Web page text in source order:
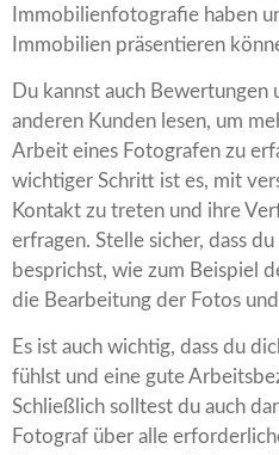
Immobilienfotografie haben
Immobilien präsentieren
Du kannst auch
anderen Kunden lesen, um
Arbeit eines Fotografen zu
wichtiger Schritt ist es, mit
Kontakt zu treten und ihre
erfragen. Stelle sicher, dass
besprichst, wie zum Beispiel
die Bearbeitung der Fotos
Es ist auch wichtig, dass du
fühlst und eine gute
Schließlich solltest du auch
Fotograf über alle